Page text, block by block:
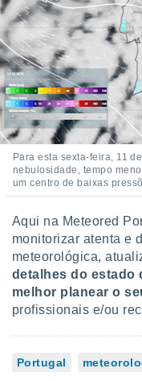
Para esta sexta-feira, 11
nebulosidade, tempo
um centro de baixas
Aqui na Meteored
monitorizar atenta e
meteorológica,
detalhes do estado
melhor planear o
profissionais e/ou
Portugal